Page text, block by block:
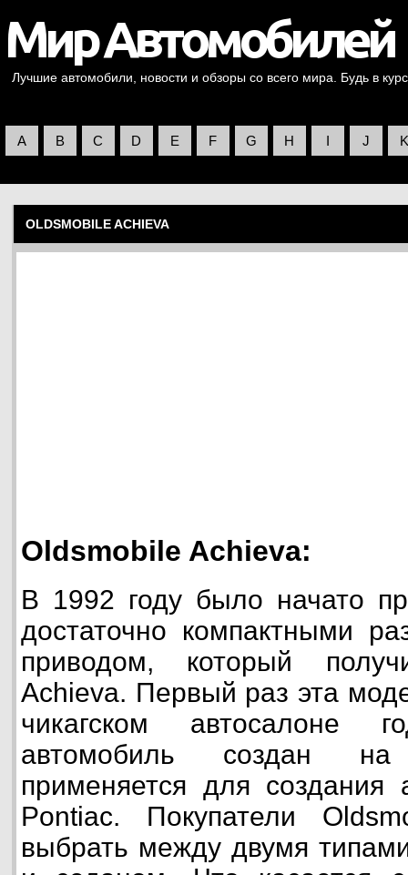
Лучшие автомобили, новости и обзоры со всего мира. Будь в
A B C D E F G H I J K
OLDSMOBILE ACHIEVA
Oldsmobile Achieva:
В 1992 году было начато
достаточно компактными
приводом, который
Achieva. Первый раз эта
чикагском автосалоне
автомобиль создан
применяется для создания
Pontiac. Покупатели
выбрать между двумя